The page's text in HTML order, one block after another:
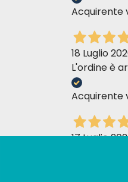
Acquirente
18 Luglio
L'ordine è
Acquirente
17 Luglio